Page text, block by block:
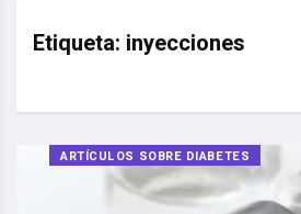
Etiqueta: inyecciones
ARTÍCULOS SOBRE DIABETES